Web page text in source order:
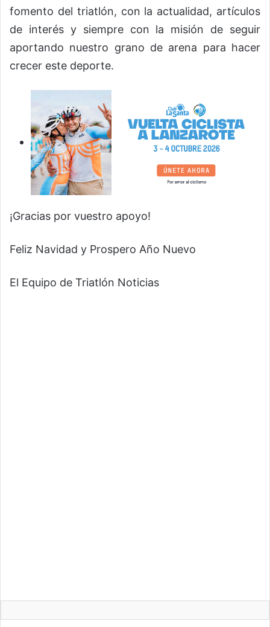
fomento del triatlón, con la actualidad, artículos
de interés y siempre con la misión de seguir
aportando nuestro grano de arena para hacer
crecer este deporte.
¡Gracias por vuestro apoyo!
Feliz Navidad y Prospero Año Nuevo
El Equipo de Triatlón Noticias